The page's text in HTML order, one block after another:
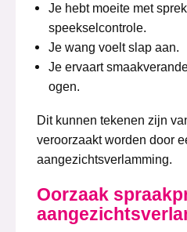
Je hebt moeite met
speekselcontrole.
Je wang voelt slap aan.
Je ervaart
ogen.
Dit kunnen tekenen zijn
veroorzaakt worden door
aangezichtsverlamming.
Oorzaak